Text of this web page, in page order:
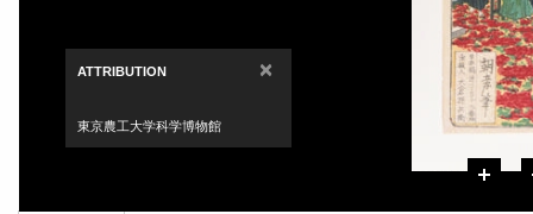
ATTRIBUTION ×
東京農工大学科学博物館